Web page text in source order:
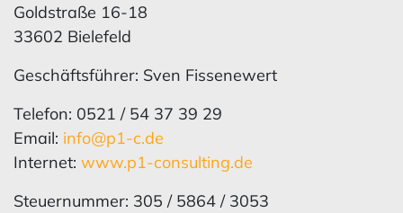
Goldstraße 16-18
33602 Bielefeld
Geschäftsführer: Sven Fissenewert
Telefon: 0521 / 54 37 39 29
Email: info@p1-c.de
Internet: www.p1-consulting.de
Steuernummer: 305 / 5864 / 3053